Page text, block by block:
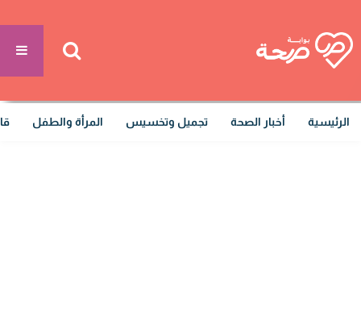
الرئيسية أخبار الصحة تجميل وتخسيس المرأة والطفل